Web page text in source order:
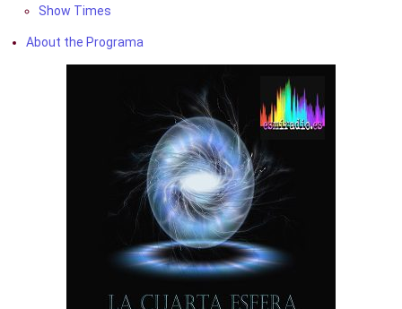
Show Times
About the Programa